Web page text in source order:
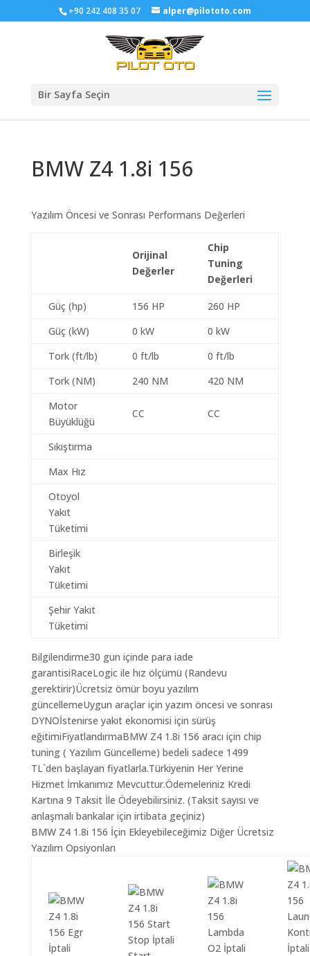
+90 242 408 35 07 alper@pilototo.com
Bir Sayfa Seçin
BMW Z4 1.8i 156
Yazılım Öncesi ve Sonrası Performans Değerleri
Orijinal
Değerler
Chip
Tuning
Değerleri
Güç (hp) 156 HP
260 HP
Güç (kW)
0 kW
0 kW
Tork (ft/lb)
0 ft/lb
0 ft/lb
Tork (NM)
240 NM
420 NM
Motor
Büyüklüğü
CC CC
Sıkıştırma
Max Hız
Otoyol
Yakıt
Tüketimi
Birleşik
Yakıt
Tüketimi
Şehir Yakıt
Tüketimi
Bilgilendirme30 gun içinde para iade
garantisiRaceLogic ile hız ölçümü (Randevu
gerektirir)Ücretsiz ömür boyu yazılım
güncellemeUygun araçlar için yazım öncesi ve sonrası
DYNOİstenirse yakıt ekonomisi için sürüş
eğitimiFiyatlandırmaBMW Z4 1.8i 156 aracı için chip
tuning ( Yazılım Güncelleme) bedeli sadece 1499
TL`den başlayan fiyatlarla.Türkiyenin Her Yerine
Hizmet İmkanımız Mevcuttur.Ödemeleriniz Kredi
Kartına 9 Taksit İle Ödeyebilirsiniz. (Taksit sayısı ve
anlaşmalı bankalar için irtibata geçiniz)
BMW Z4 1.8i 156 İçin Ekleyebileceğimiz Diğer Ücretsiz
Yazılım Opsiyonları